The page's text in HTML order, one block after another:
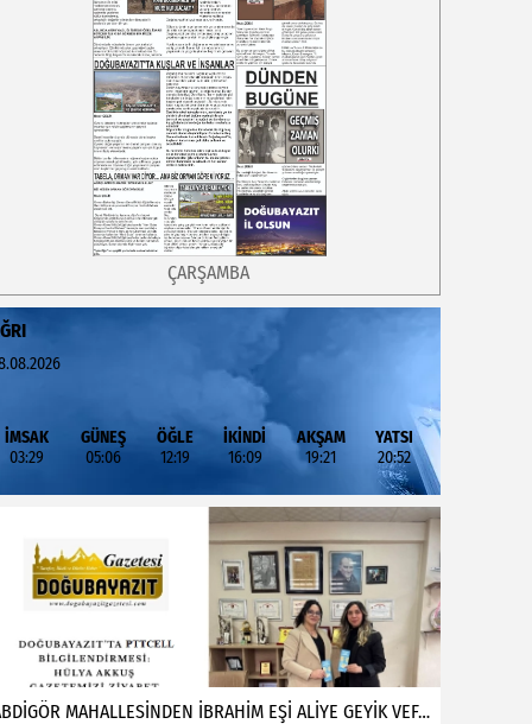
ÇARŞAMBA
İMSAK
03:29
GÜNEŞ
05:06
ÖĞLE
12:19
İKİNDİ
16:09
AKŞAM
19:21
YATSI
20:52
ABDİGÖR MAHALLESİNDEN İBRAHİM EŞİ ALİYE GEYİK VEFAT ETMİŞTİR